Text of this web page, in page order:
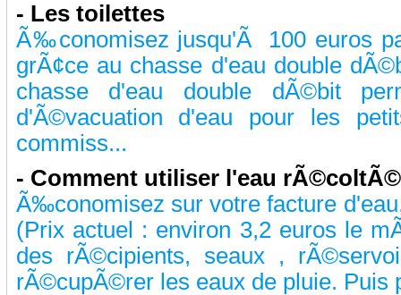
- Les toilettes
Ã‰conomisez jusqu'Ã 100 euros
grÃ¢ce au chasse d'eau double
chasse d'eau double dÃ©bit
d'Ã©vacuation d'eau pour les
commiss...
- Comment utiliser l'eau
Ã‰conomisez sur votre facture
(Prix actuel : environ 3,2 euros le
des rÃ©cipients, seaux ,
rÃ©cupÃ©rer les eaux de pluie. Puis